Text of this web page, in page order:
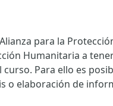
para la
Humanitaria a
Para ello es
o elaboración de